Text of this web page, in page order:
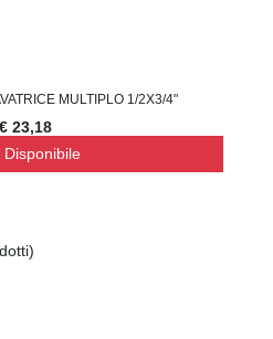
MULTIPLO 1/2X3/4"
€ 23,18
Disponibile